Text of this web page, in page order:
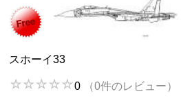
スホーイ33
0 （0件のレビュー）